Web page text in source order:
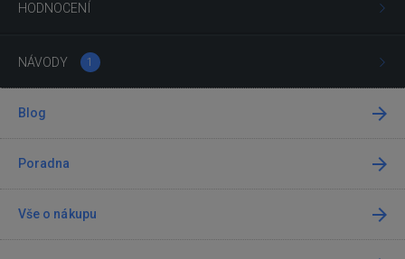
HODNOCENÍ
NÁVODY 1
Blog
Poradna
Vše o nákupu